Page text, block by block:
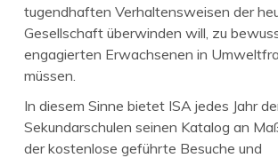
tugendhaften Verhaltensweisen der
Gesellschaft überwinden will, zu
engagierten Erwachsenen in
müssen.
In diesem Sinne bietet ISA jedes Jahr
Sekundarschulen seinen Katalog an
der kostenlose geführte Besuche und